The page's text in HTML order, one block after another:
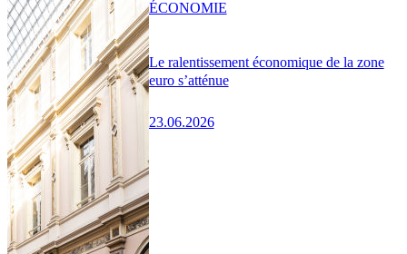
Le ralentissement économique de la zone
euro s’atténue
23.06.2026
ÉCONOMIE